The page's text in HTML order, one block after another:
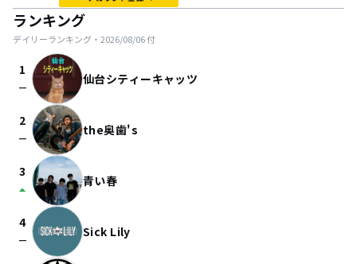
ランキング
デイリーランキング・ 2026/08/06付
1
check_indeterminate_small 仙台シティーキャッツ
2
check_indeterminate_small the奥歯's
3
arrow_drop_up 青い春
4
check_indeterminate_small Sick Lily